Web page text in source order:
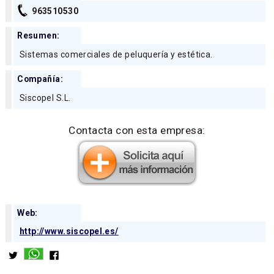
963510530
Resumen:
Sistemas comerciales de peluquería y estética.
Compañía:
Siscopel S.L.
Contacta con esta empresa:
Web:
http://www.siscopel.es/